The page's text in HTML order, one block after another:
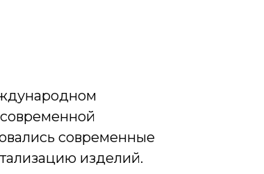
современные
изделий.